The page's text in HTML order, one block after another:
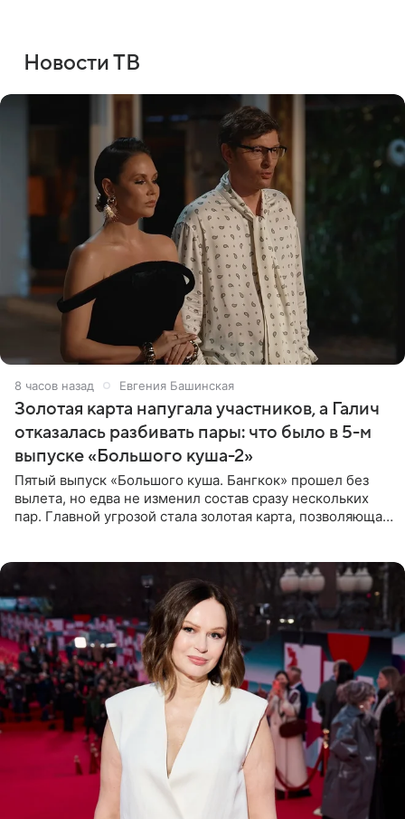
Новости ТВ
8 часов назад Евгения Башинская
Золотая карта напугала участников, а Галич
отказалась разбивать пары: что было в 5-м
выпуске «Большого куша-2»
Пятый выпуск «Большого куша. Бангкок» прошел без
вылета, но едва не изменил состав сразу нескольких
пар. Главной угрозой стала золотая карта, позволяющая